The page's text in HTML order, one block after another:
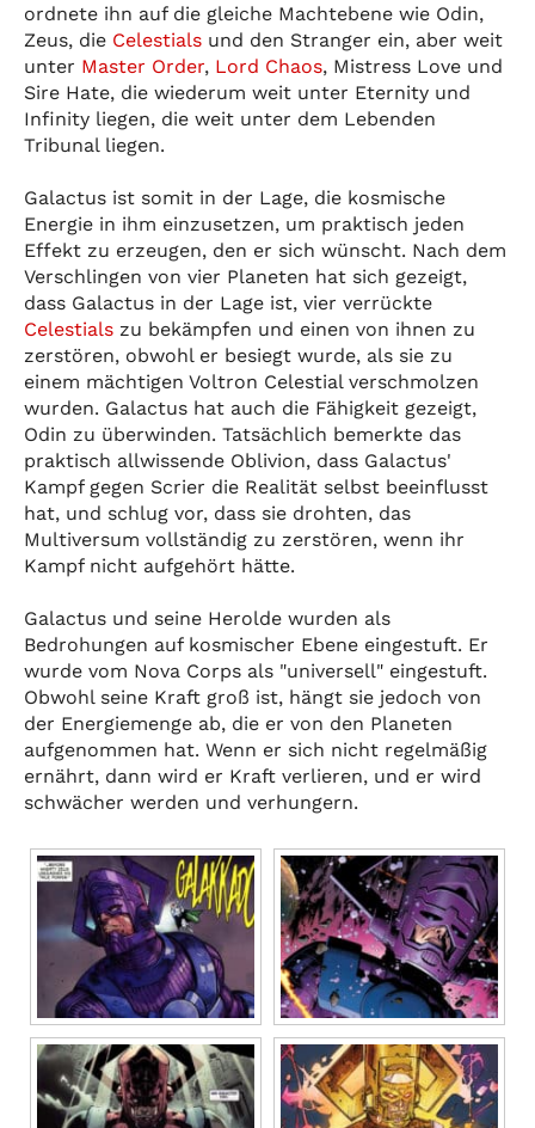
ordnete ihn auf die gleiche Machtebene wie Odin,
Zeus, die Celestials und den Stranger ein, aber weit
unter Master Order, Lord Chaos, Mistress Love und
Sire Hate, die wiederum weit unter Eternity und
Infinity liegen, die weit unter dem Lebenden
Tribunal liegen.
Galactus ist somit in der Lage, die kosmische
Energie in ihm einzusetzen, um praktisch jeden
Effekt zu erzeugen, den er sich wünscht. Nach dem
Verschlingen von vier Planeten hat sich gezeigt,
dass Galactus in der Lage ist, vier verrückte
Celestials zu bekämpfen und einen von ihnen zu
zerstören, obwohl er besiegt wurde, als sie zu
einem mächtigen Voltron Celestial verschmolzen
wurden. Galactus hat auch die Fähigkeit gezeigt,
Odin zu überwinden. Tatsächlich bemerkte das
praktisch allwissende Oblivion, dass Galactus'
Kampf gegen Scrier die Realität selbst beeinflusst
hat, und schlug vor, dass sie drohten, das
Multiversum vollständig zu zerstören, wenn ihr
Kampf nicht aufgehört hätte.
Galactus und seine Herolde wurden als
Bedrohungen auf kosmischer Ebene eingestuft. Er
wurde vom Nova Corps als "universell" eingestuft.
Obwohl seine Kraft groß ist, hängt sie jedoch von
der Energiemenge ab, die er von den Planeten
aufgenommen hat. Wenn er sich nicht regelmäßig
ernährt, dann wird er Kraft verlieren, und er wird
schwächer werden und verhungern.